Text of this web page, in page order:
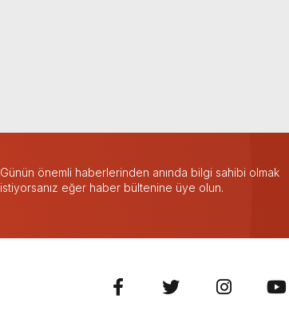
Günün önemli haberlerinden anında bilgi sahibi olmak
istiyorsanız eğer haber bültenine üye olun.